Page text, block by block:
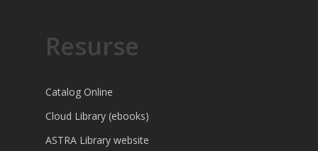
Resurse
Catalog Online
Cloud Library (ebooks)
ASTRA Library website